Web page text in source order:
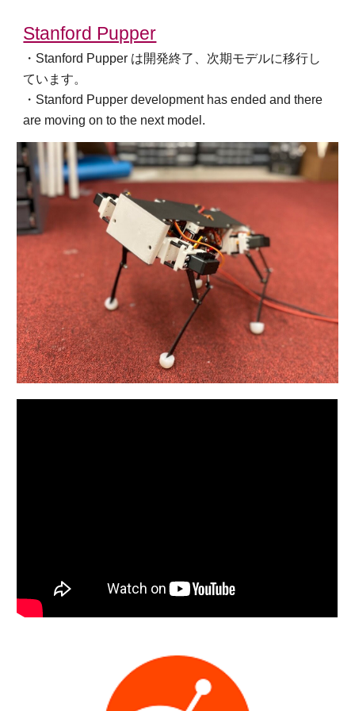
Stanford Pupper
・Stanford Pupper は開発終了、次期モデルに移行し
ています。
・ Stanford Pupperdevelopment has ended and there
are moving on to the next model.